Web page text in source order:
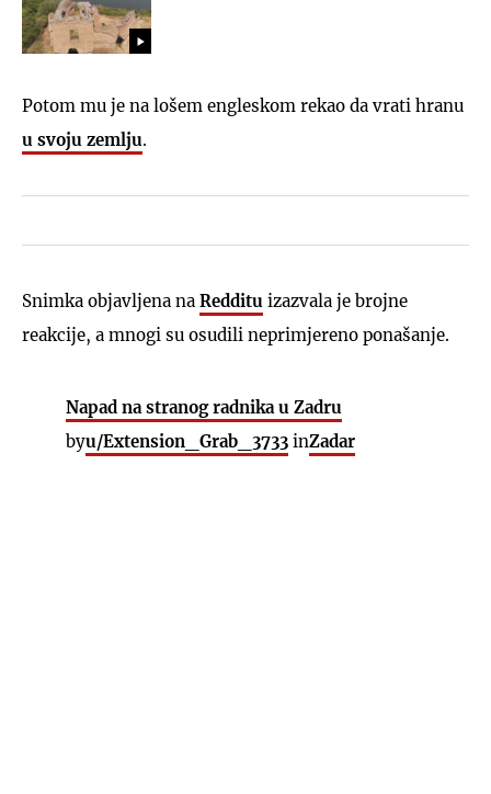
Potom mu je na lošem engleskom rekao da vrati hranu
u svoju zemlju.
Snimka objavljena na Redditu izazvala je brojne
reakcije, a mnogi su osudili neprimjereno ponašanje.
Napad na stranog radnika u Zadru
byu/Extension_Grab_3733 inZadar